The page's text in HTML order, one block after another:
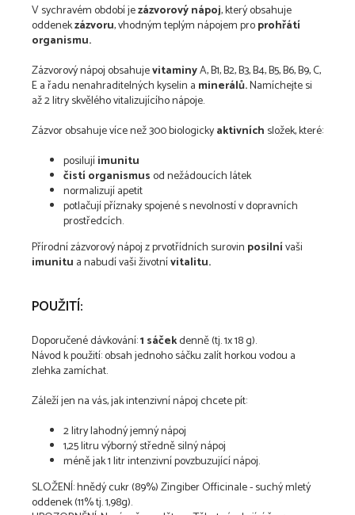
V sychravém období jezázvorový nápoj, který obsahuje
oddenekzázvoru, vhodným teplým nápojem proprohřátí
organismu.
Zázvorový nápoj obsahujevitaminyA, B1, B2, B3, B4, B5, B6, B9, C,
E a řadu nenahraditelných kyselin a minerálů.Namíchejte si
až 2 litry skvělého vitalizujícího nápoje.
Zázvor obsahuje více než 300 biologickyaktivních složek, které:
posilujíimunitu
čistí organismusod nežádoucích látek
normalizují apetit
potlačují příznaky spojené s nevolností v dopravních
prostředcích.
Přírodní zázvorový nápoj z prvotřídních surovin posilnívaši
imunitu a nabudí vaši životnívitalitu.
POUŽITÍ:
Doporučené dávkování:1 sáčekdenně (tj. 1x 18 g).
Návod k použití: obsah jednoho sáčku zalít horkou vodou a
zlehka zamíchat.
Záleží jen na vás, jak intenzivní nápoj chcete pít:
2 litry lahodný jemný nápoj
1,25 litru výborný středně silný nápoj
méně jak 1 litr intenzivní povzbuzující nápoj.
SLOŽENÍ: hnědý cukr (89%) Zingiber Officinale - suchý mletý
oddenek (11% tj. 1,98g).